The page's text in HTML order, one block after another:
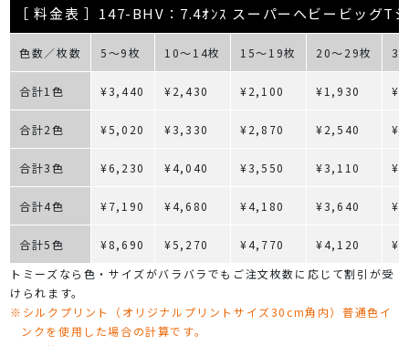
［ 料金表 ］147-BHV：7.4ｵﾝｽ スーパーヘビービッグT
色数／枚数 5～9枚 10～14枚 15～19枚 20～29枚
合計1色 ¥3,440 ¥2,430 ¥2,100 ¥1,930
合計2色 ¥5,020 ¥3,330 ¥2,870 ¥2,540
合計3色 ¥6,230 ¥4,040 ¥3,550 ¥3,110
合計4色 ¥7,190 ¥4,680 ¥4,180 ¥3,640
合計5色 ¥8,690 ¥5,270 ¥4,770 ¥4,120
トミーズなら色・サイズがバラバラでもご注文枚数に応じて割引が受
けられます。
※シルクプリント（オリジナルプリントサイズ30cm角内）普通色イ
ンクを使用した場合の計算です。